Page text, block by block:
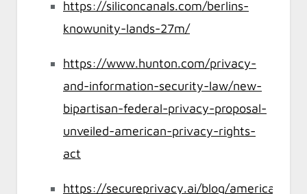
https://siliconcanals.com/berlins-
knowunity-lands-27m/
https://www.hunton.com/privacy-
and-information-security-law/new-
bipartisan-federal-privacy-proposal-
unveiled-american-privacy-rights-
act
https://secureprivacy.ai/blog/american-